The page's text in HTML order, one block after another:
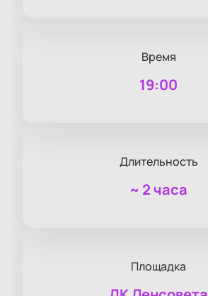
Время
19:00
Длительность
~ 2 часа
Площадка